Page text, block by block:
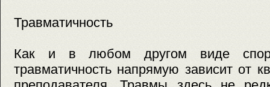
Травматичность
Как и в любом другом виде
травматичность напрямую зависит от